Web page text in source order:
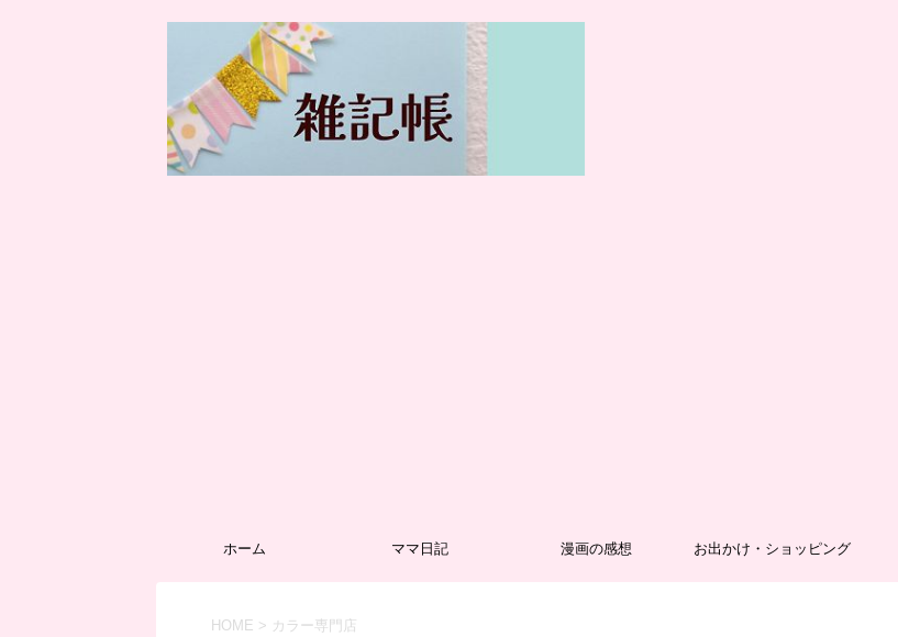
ホーム ママ日記 漫画の感想 お出かけ・ショッピング
HOME > カラー専門店